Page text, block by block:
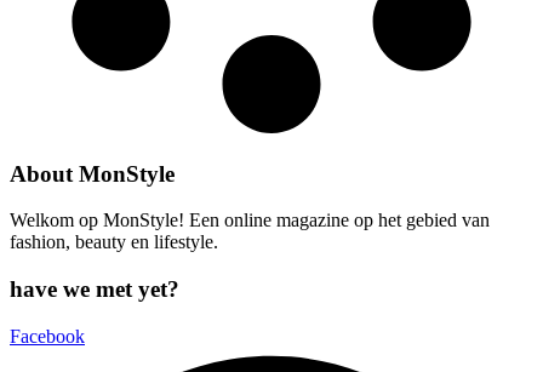
About MonStyle
Welkom op MonStyle! Een online magazine op het gebied van
fashion, beauty en lifestyle.
have we met yet?
Facebook